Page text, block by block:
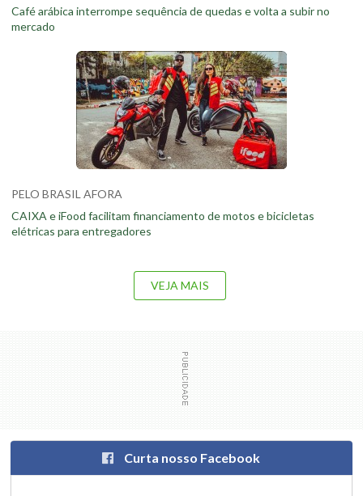
Café arábica interrompe sequência de quedas e volta a subir no
mercado
PELO BRASIL AFORA
CAIXA e iFood facilitam financiamento de motos e bicicletas
elétricas para entregadores
VEJA MAIS
Curta nosso Facebook